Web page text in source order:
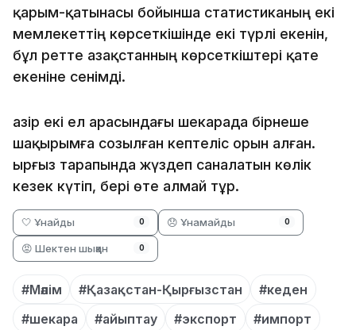
қарым-қатынасы бойынша статистиканың екі
мемлекеттің көрсеткішінде екі түрлі екенін,
бұл ретте Қазақстанның көрсеткіштері қате
екеніне сенімді.
Қазір екі ел арасындағы шекарада бірнеше
шақырымға созылған кептеліс орын алған.
Қырғыз тарапында жүздеп саналатын көлік
кезек күтіп, бері өте алмай тұр.
🤍 Ұнайды 0 😞 Ұнамайды 0
😡 Шектен шыққан 0
#Мәлім #Қазақстан-Қырғызстан
#кеден
#шекара
#айыптау #экспорт
#импорт